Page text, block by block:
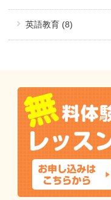
英語教育 (8)